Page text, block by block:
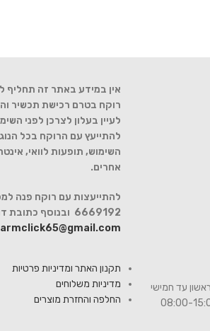
אין במידע באתר זה תחליף
רוקח בטרם רכישת תכשיר
לעיין בעלון לצרכן לפני
להתייעץ עם הרוקח בכל
השימוש, תופעות לוואי,
אחרים.
6669192 ובנוסף כתובת דואר אלקטרוני
תקנון האתר ומדיניות פרטיות
מדיניות משלוחים
החלפה והחזרת מוצרים
עד חמישי